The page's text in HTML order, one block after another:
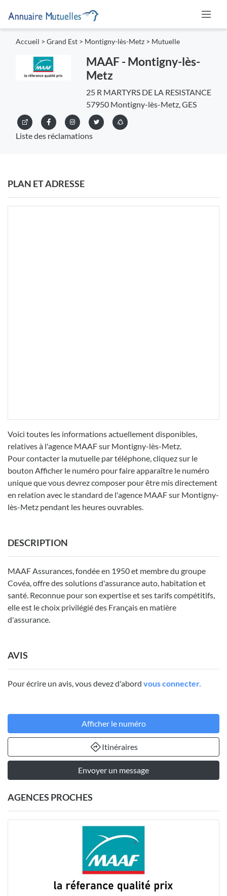
Accueil > Grand Est > Montigny-lès-Metz > Mutuelle
MAAF - Montigny-lès-
Metz
25 R MARTYRS DE LA RESISTANCE
57950 Montigny-lès-Metz, GES
Liste des réclamations
PLAN ET ADRESSE
Voici toutes les informations actuellement disponibles,
relatives à l'agence MAAF sur Montigny-lès-Metz.
Pour contacter la mutuelle par téléphone, cliquez sur le
bouton Afficher le numéro pour faire apparaître le numéro
unique que vous devrez composer pour être mis directement
en relation avec le standard de l'agence MAAF sur Montigny-
lès-Metz pendant les heures ouvrables.
DESCRIPTION
MAAF Assurances, fondée en 1950 et membre du groupe
Covéa, offre des solutions d'assurance auto, habitation et
santé. Reconnue pour son expertise et ses tarifs compétitifs,
elle est le choix privilégié des Français en matière
d'assurance.
AVIS
Pour écrire un avis, vous devez d'abord vous connecter.
Afficher le numéro
Itinéraires
Envoyer un message
AGENCES PROCHES